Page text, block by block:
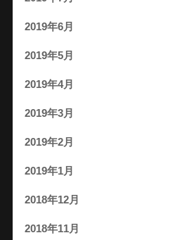
2019年6月
2019年5月
2019年4月
2019年3月
2019年2月
2019年1月
2018年12月
2018年11月